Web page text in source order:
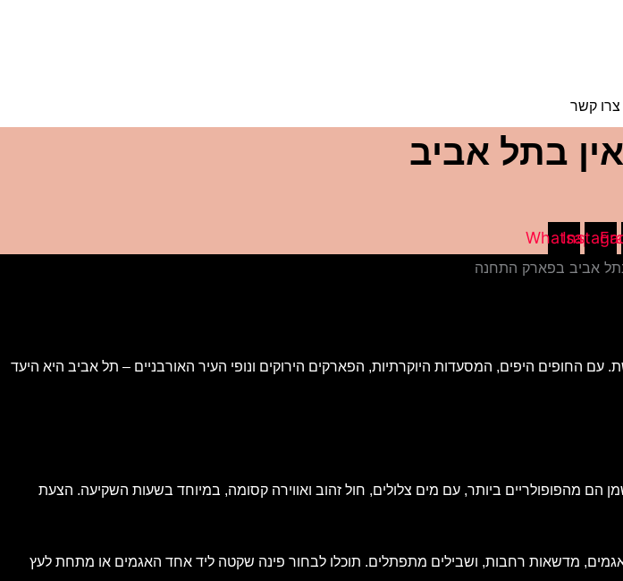
צרו קשר
בתל אביב
Whatsapp
החופים היפים, המסעדות היוקרתיות, הפארקים הירוקים ונופי העיר האורבניים – תל אביב היא היעד
הם מהפופולריים ביותר, עם מים צלולים, חול זהוב ואווירה קסומה, במיוחד בשעות השקיעה. הצעת
מדשאות רחבות, ושבילים מתפתלים. תוכלו לבחור פינה שקטה ליד אחד האגמים או מתחת לעץ